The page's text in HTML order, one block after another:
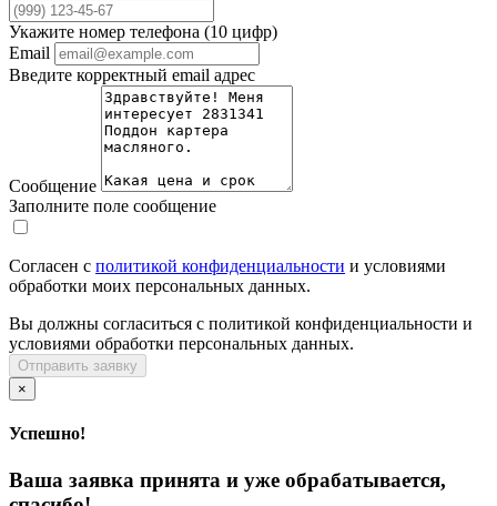
Укажите номер телефона (10 цифр)
Email
Введите корректный email адрес
Сообщение
Заполните поле сообщение
Согласен с политикой конфиденциальности и условиями
обработки моих персональных данных.
Вы должны согласиться с политикой конфиденциальности и
условиями обработки персональных данных.
Отправить заявку
×
Успешно!
Ваша заявка принята и уже обрабатывается,